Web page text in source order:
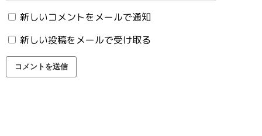
新しいコメントをメールで通知
新しい投稿をメールで受け取る